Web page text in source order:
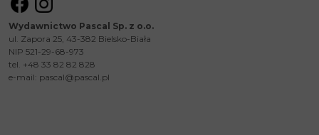
Wydawnictwo Pascal Sp. z o.o.
ul. Zapora 25, 43-382 Bielsko-Biała
NIP 521-29-68-973
tel. +48 33 82 82 828
e-mail: pascal@pascal.pl